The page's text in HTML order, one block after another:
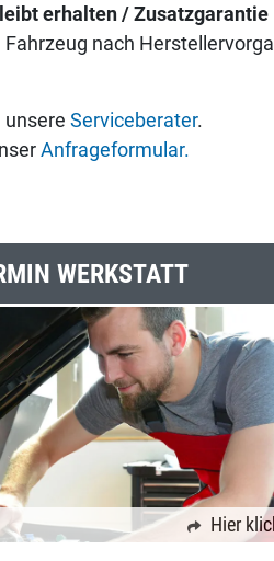
erhalten / Zusatzgarantie
Fahrzeug nach
unsere Serviceberater.
Anfrageformular.
WERKSTATT
Hier